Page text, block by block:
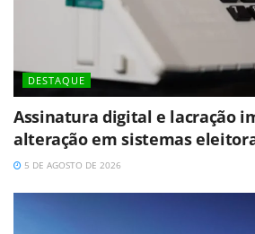
DESTAQUE
Assinatura digital e lacração
alteração em sistemas
5 DE AGOSTO DE 2026